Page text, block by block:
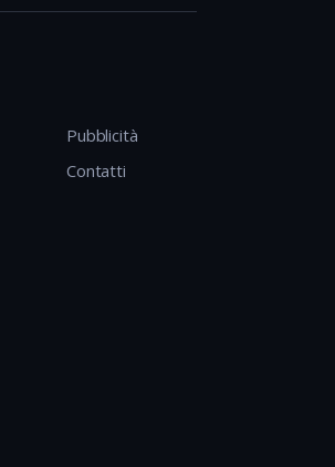
Pubblicità
Contatti